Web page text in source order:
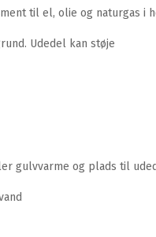
til el, olie og naturgas i
Udedel kan støje
gulvvarme og plads til